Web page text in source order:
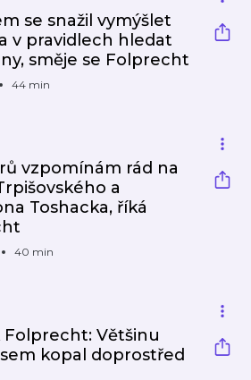
se snažil vymýšlet
v pravidlech hledat
směje se Folprecht
44 min
vzpomínám rád na
a
Toshacka, říká
40 min
Folprecht: Většinu
kopal doprostřed